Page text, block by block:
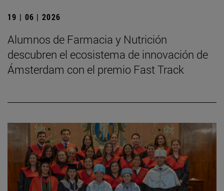
19 | 06 | 2026
Alumnos de Farmacia y Nutrición
descubren el ecosistema de innovación de
Ámsterdam con el premio Fast Track